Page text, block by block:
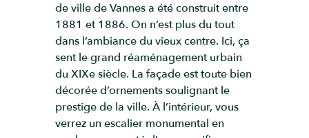
de ville de Vannes a été construit entre
1881 et 1886. On n’est plus du tout
dans l’ambiance du vieux centre. Ici, ça
sent le grand réaménagement urbain
du XIXe siècle. La façade est toute bien
décorée d’ornements soulignant le
prestige de la ville. À l’intérieur, vous
verrez un escalier monumental en